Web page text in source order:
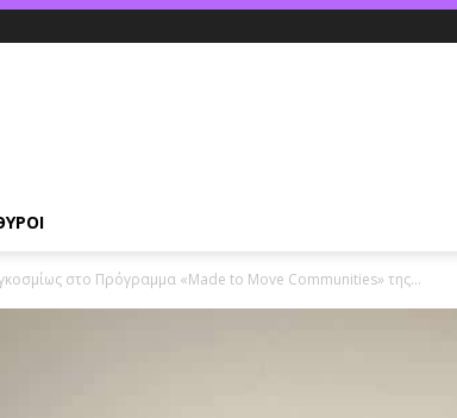
στο Πρόγραμμα «Made to Move Communities» της...